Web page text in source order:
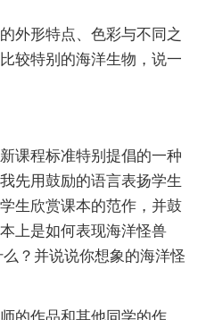
形特点、色彩与不同之
较特别的海洋生物，说一
程标准特别提倡的一种
先用鼓励的语言表扬学生
生欣赏课本的范作，并鼓
上是如何表现海洋怪兽
？并说说你想象的海洋怪